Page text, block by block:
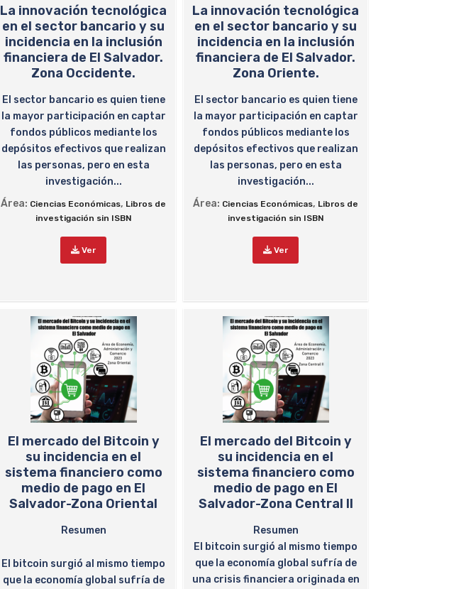
La innovación tecnológica
en el sector bancario y su
incidencia en la inclusión
financiera de El Salvador.
Zona Occidente.
El sector bancario es quien tiene
la mayor participación en captar
fondos públicos mediante los
depósitos efectivos que realizan
las personas, pero en esta
investigación...
Área: Ciencias Económicas, Libros de
investigación sin ISBN
Ver
La innovación tecnológica
en el sector bancario y su
incidencia en la inclusión
financiera de El Salvador.
Zona Oriente.
El sector bancario es quien tiene
la mayor participación en captar
fondos públicos mediante los
depósitos efectivos que realizan
las personas, pero en esta
investigación...
Área: Ciencias Económicas, Libros de
investigación sin ISBN
Ver
El mercado del Bitcoin y
su incidencia en el
sistema financiero como
medio de pago en El
Salvador-Zona Oriental
Resumen
El bitcoin surgió al mismo tiempo
que la economía global sufría de
El mercado del Bitcoin y
su incidencia en el
sistema financiero como
medio de pago en El
Salvador-Zona Central II
Resumen
El bitcoin surgió al mismo tiempo
que la economía global sufría de
una crisis financiera originada en